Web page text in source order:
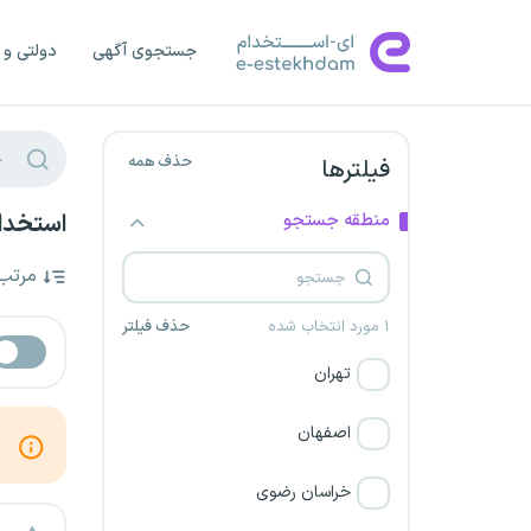
جستجوی آگهی دولتی
فیلترها حذف همه
منطقه جستجو
۱ مورد انتخاب شده حذف فیلتر
تهران
اصفهان
خراسان رضوی